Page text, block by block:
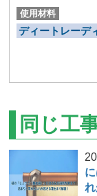
使用材料
ディートレー
同じ工